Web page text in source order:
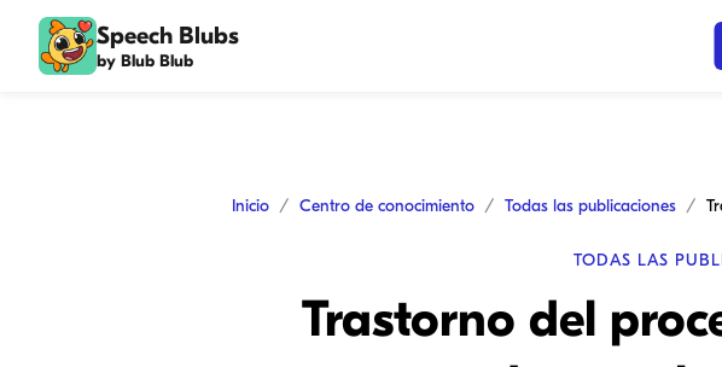
Speech Blubs
by Blub Blub
Inicio Centro de conocimiento Todas las publicaciones
TODAS LAS
Trastorno del